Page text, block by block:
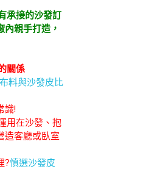
承接的沙發訂
親手打造，
關係
料與沙發皮比
識!
用在沙發、抱
造客廳或臥室
?慎選沙發皮